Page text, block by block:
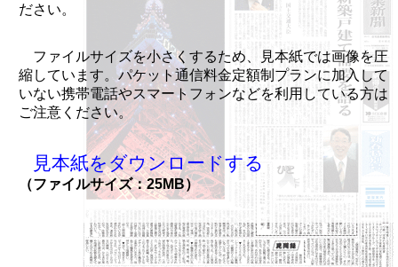
ださい。
ファイルサイズを小さくするため、見本紙では画像を圧
縮しています。パケット通信料金定額制プランに加入して
いない携帯電話やスマートフォンなどを利用している方は
ご注意ください。
見本紙をダウンロードする
（ファイルサイズ：25MB）